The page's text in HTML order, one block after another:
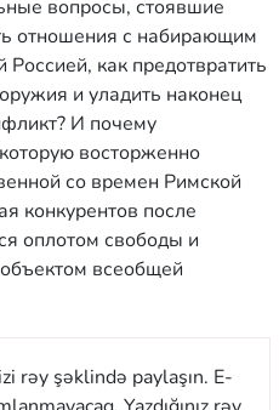
вопросы, стоявшие
отношения с набирающим
как предотвратить
и уладить наконец
И почему
восторженно
со времен Римской
конкурентов после
оплотом свободы и
всеобщей
rəy şəklində paylaşın. E-